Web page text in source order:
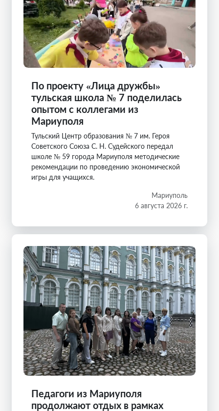
По проекту «Лица дружбы»
тульская школа № 7 поделилась
опытом с коллегами из
Мариуполя
Тульский Центр образования № 7 им. Героя
Советского Союза С. Н. Судейского передал
школе № 59 города Мариуполя методические
рекомендации по проведению экономической
игры для учащихся.
Мариуполь
6 августа 2026 г.
Педагоги из Мариуполя
продолжают отдых в рамках